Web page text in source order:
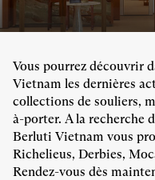
Vous pourrez découvrir
Vietnam les dernières
collections de souliers,
à-porter. A la recherche
Berluti Vietnam vous
Richelieus, Derbies,
Rendez-vous dès